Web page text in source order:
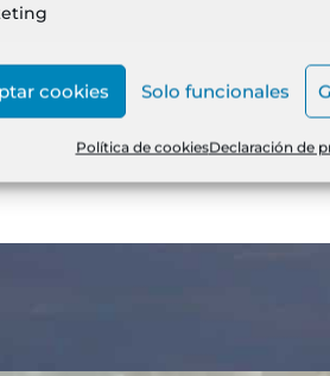
cookies Solo funcionales
Política de cookiesDeclaración de
La Batalla